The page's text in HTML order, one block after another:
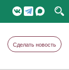
Сделать новость